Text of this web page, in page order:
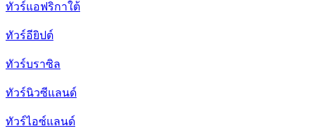
ทัวร์แอฟริกาใต้
ทัวร์อียิปต์
ทัวร์บราซิล
ทัวร์นิวซีแลนด์
ทัวร์ไอซ์แลนด์